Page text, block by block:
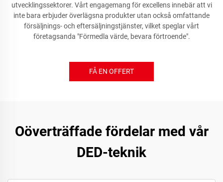
utvecklingssektorer. Vårt engagemang för excellens innebär att vi
inte bara erbjuder överlägsna produkter utan också omfattande
försäljnings- och eftersäljningstjänster, vilket speglar vårt
företagsanda "Förmedla värde, bevara förtroende".
FÅ EN OFFERT
Oöverträffade fördelar med vår
DED-teknik